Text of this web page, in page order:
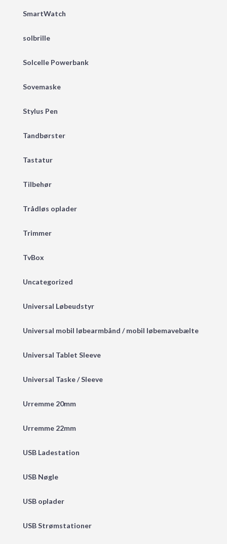
SmartWatch
solbrille
Solcelle Powerbank
Sovemaske
Stylus Pen
Tandbørster
Tastatur
Tilbehør
Trådløs oplader
Trimmer
TvBox
Uncategorized
Universal Løbeudstyr
Universal mobil løbearmbånd / mobil løbemavebælte
Universal Tablet Sleeve
Universal Taske / Sleeve
Urremme 20mm
Urremme 22mm
USB Ladestation
USB Nøgle
USB oplader
USB Strømstationer